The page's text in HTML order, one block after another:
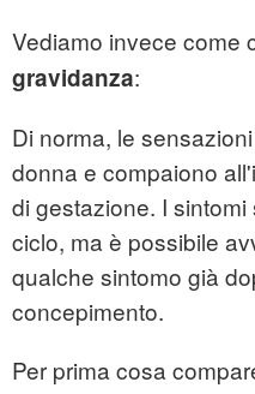
Vediamo invece come
gravidanza:
Di norma, le
donna e compaiono
di gestazione. I
ciclo, ma è possibile
qualche sintomo già
concepimento.
Per prima cosa